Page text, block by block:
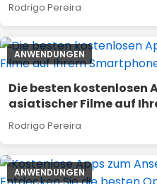
Rodrigo Pereira
ANWENDUNGEN
Die besten kostenlosen
asiatischer Filme auf
Rodrigo Pereira
ANWENDUNGEN